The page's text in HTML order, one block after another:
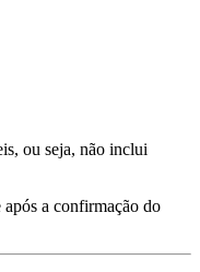
ou seja, não inclui
a confirmação do